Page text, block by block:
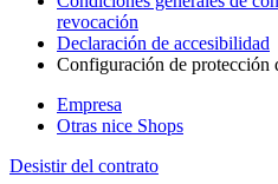
revocación
Declaración de accesibilidad
Configuración de protección
Empresa
Otras nice Shops
Desistir del contrato